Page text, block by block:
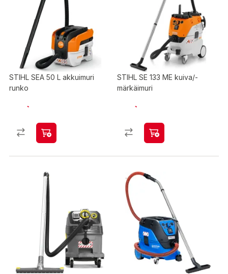
STIHL SEA 50 L akkuimuri
runko
STIHL SE 133 ME kuiva/-
märkäimuri